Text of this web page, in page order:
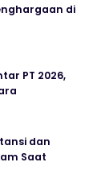
di
PT 2026,
dan
Saat